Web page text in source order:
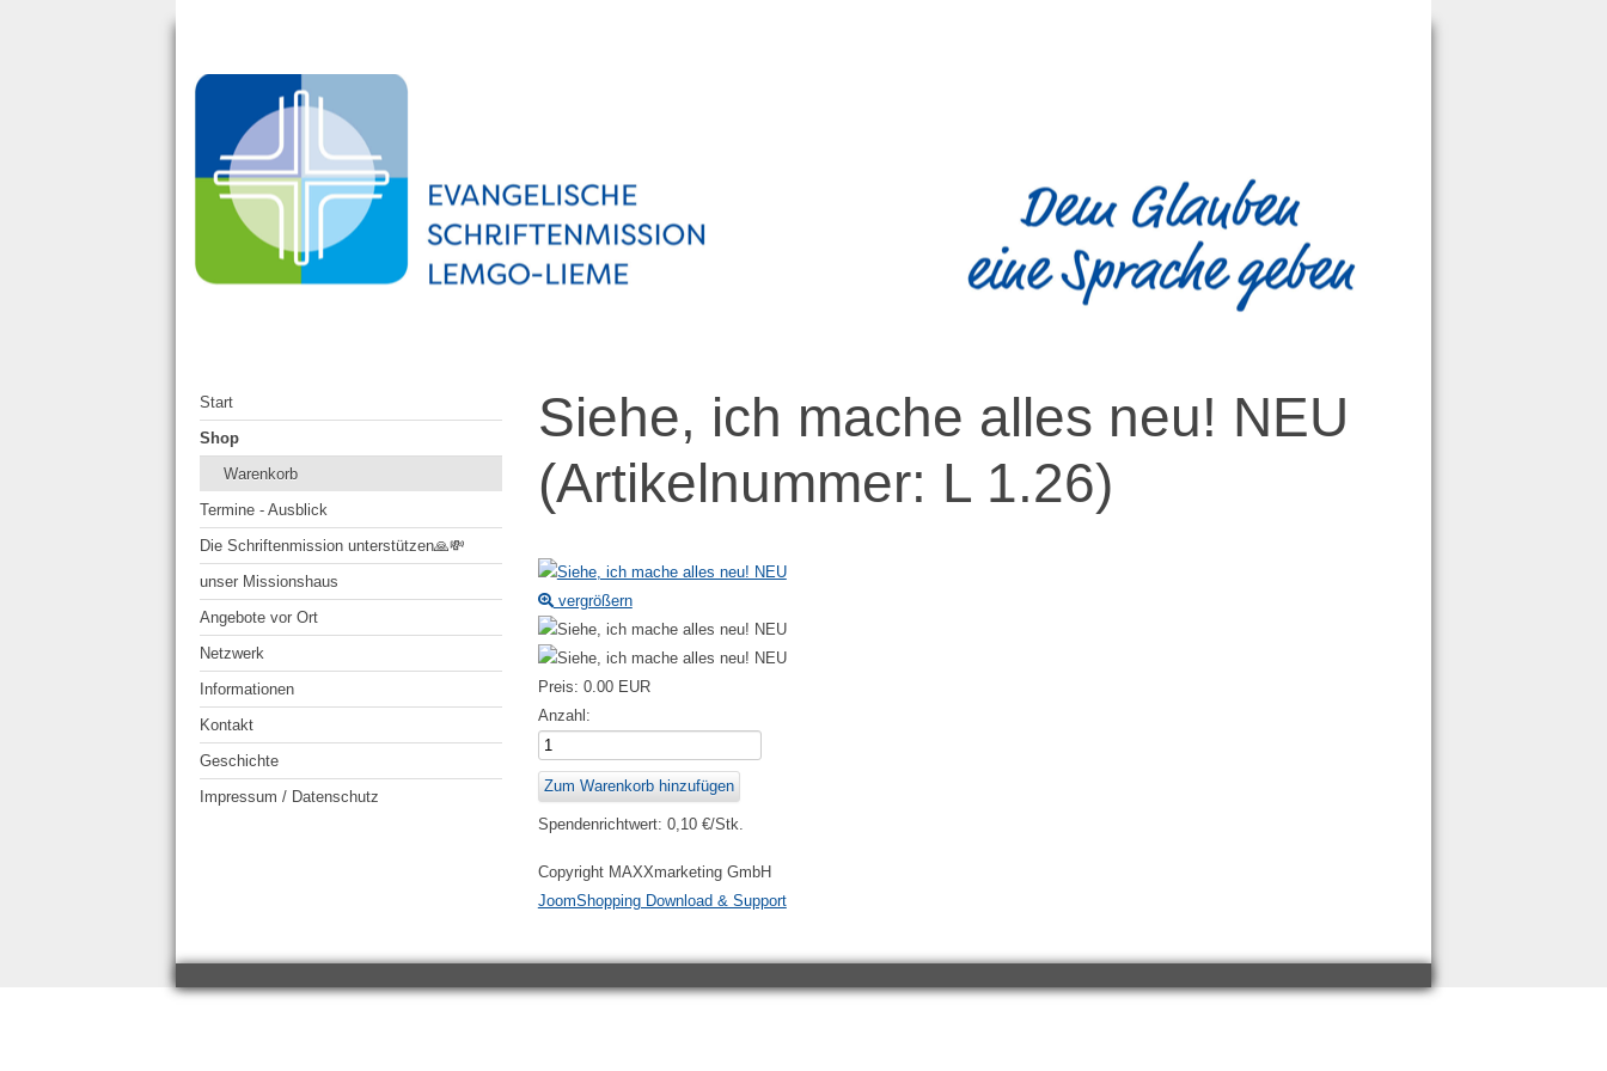
Start
Shop
Warenkorb
Termine - Ausblick
Die Schriftenmission unterstützen🙏💸
unser Missionshaus
Angebote vor Ort
Netzwerk
Informationen
Kontakt
Geschichte
Impressum / Datenschutz
Siehe, ich mache alles neu! NEU
(Artikelnummer: L 1.26)
vergrößern
Preis: 0.00 EUR
Anzahl:
Spendenrichtwert: 0,10 €/Stk.
Copyright MAXXmarketing GmbH
JoomShopping Download & Support